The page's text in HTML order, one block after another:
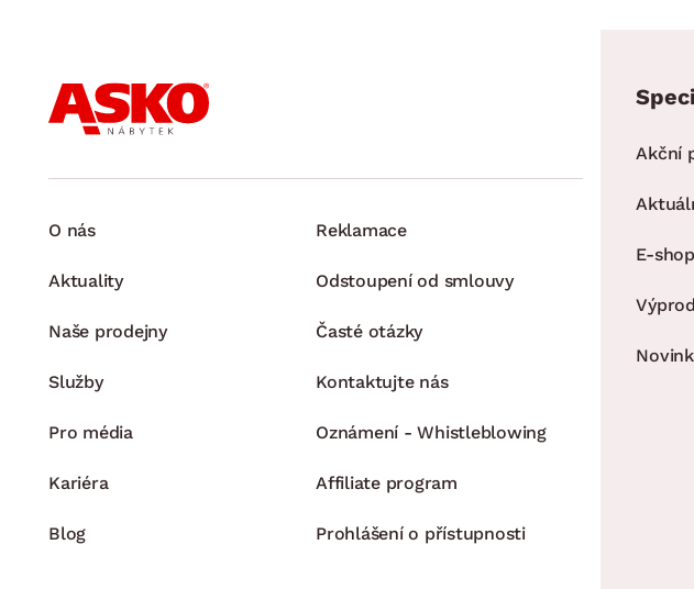
O nás
Aktuality
Naše prodejny
Služby
Pro média
Kariéra
Blog
Reklamace
Odstoupení od smlouvy
Časté otázky
Kontaktujte nás
Oznámení - Whistleblowing
Affiliate program
Prohlášení o přístupnosti
Akční
E-